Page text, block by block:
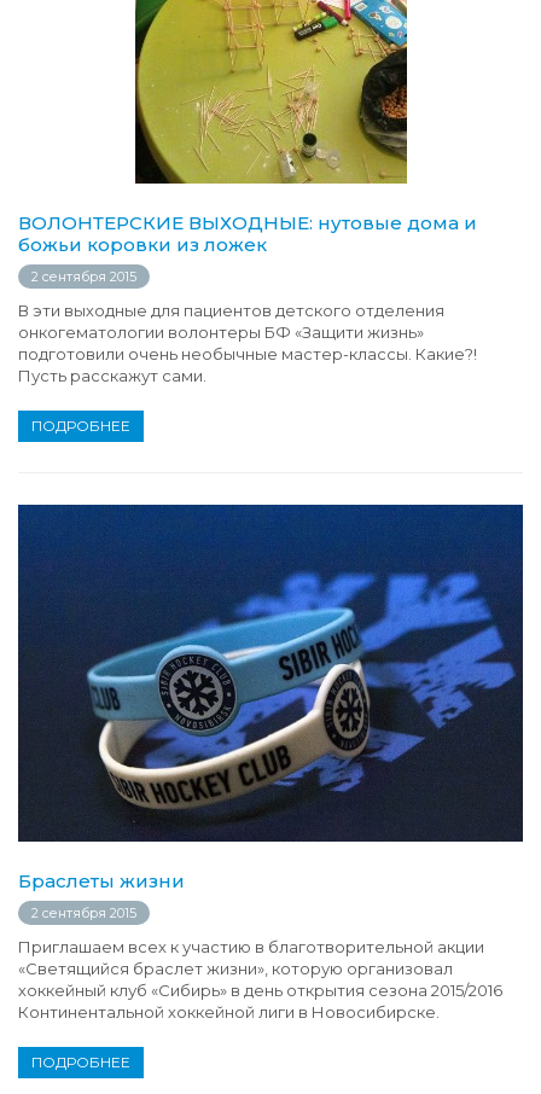
ВОЛОНТЕРСКИЕ ВЫХОДНЫЕ: нутовые дома и
божьи коровки из ложек
2 сентября 2015
В эти выходные для пациентов детского отделения
онкогематологии волонтеры БФ «Защити жизнь»
подготовили очень необычные мастер-классы. Какие?!
Пусть расскажут сами.
ПОДРОБНЕЕ
Браслеты жизни
2 сентября 2015
Приглашаем всех к участию в благотворительной акции
«Светящийся браслет жизни», которую организовал
хоккейный клуб «Сибирь» в день открытия сезона 2015/2016
Континентальной хоккейной лиги в Новосибирске.
ПОДРОБНЕЕ